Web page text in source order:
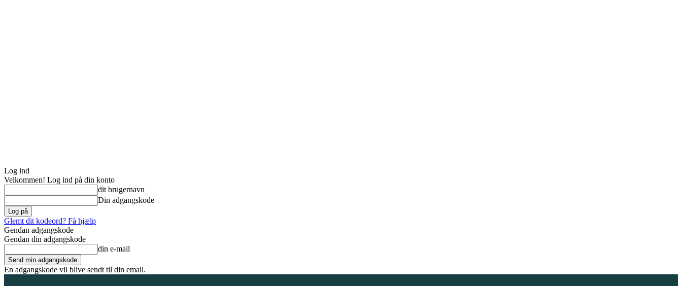
Log ind
Velkommen! Log ind på din konto
dit brugernavn
Din adgangskode
Glemt dit kodeord? Få hjælp
Gendan adgangskode
Gendan din adgangskode
din e-mail
En adgangskode vil blive sendt til din email.